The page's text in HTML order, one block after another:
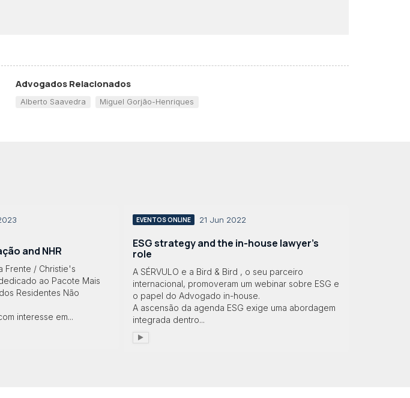
Advogados Relacionados
Alberto Saavedra Miguel Gorjão-Henriques
and NHR
Frente / Christie's
ao Pacote Mais
Residentes Não
interesse em...
EVENTOS ONLINE 21 Jun 2022
ESG strategy and the in-house lawyer’s
role
A SÉRVULO e a Bird & Bird , o seu parceiro
internacional, promoveram um webinar sobre ESG e
o papel do Advogado in-house.
A ascensão da agenda ESG exige uma abordagem
integrada dentro...